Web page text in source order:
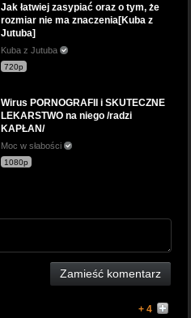
Jak łatwiej zasypiać oraz o tym, że
rozmiar nie ma znaczenia[Kuba z
Jutuba]
Kuba z Jutuba
720p
Wirus PORNOGRAFII i SKUTECZNE
LEKARSTWO na niego /radzi
KAPŁAN/
Moc w słabości
1080p
Zamieść komentarz
+ 4